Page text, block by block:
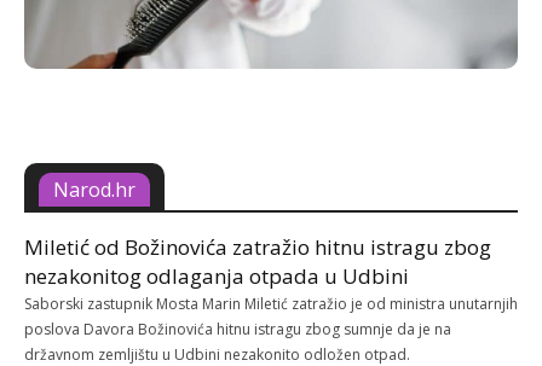
Narod.hr
Miletić od Božinovića zatražio hitnu istragu zbog
nezakonitog odlaganja otpada u Udbini
Saborski zastupnik Mosta Marin Miletić zatražio je od ministra unutarnjih
poslova Davora Božinovića hitnu istragu zbog sumnje da je na
državnom zemljištu u Udbini nezakonito odložen otpad.